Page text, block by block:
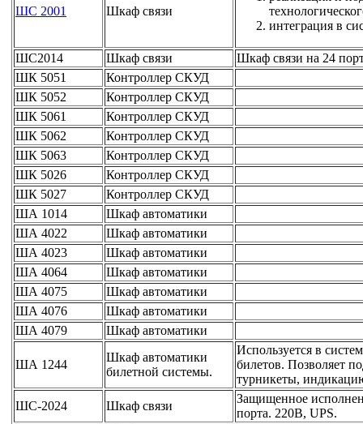
ШС 2001 Шкаф связи
интеграция в
ШС2014 Шкаф связи
Шкаф связи на 24
ШК 5051
Контроллер СКУД
ШК 5052
Контроллер СКУД
ШК 5061
Контроллер СКУД
ШК 5062
Контроллер СКУД
ШК 5063
Контроллер СКУД
ШК 5026
Контроллер СКУД
ШК 5027
Контроллер СКУД
ША 1014
Шкаф автоматики
ША 4022
Шкаф автоматики
ША 4023
Шкаф автоматики
ША 4064
Шкаф автоматики
ША 4075
Шкаф автоматики
ША 4076
Шкаф автоматики
ША 4079
Шкаф автоматики
ША 1244
Шкаф автоматики
билетной системы.
Используется в
билетов. Позволяет
турникеты,
ШС-2024
Шкаф связи
Защищенное
порта. 220В, UPS.